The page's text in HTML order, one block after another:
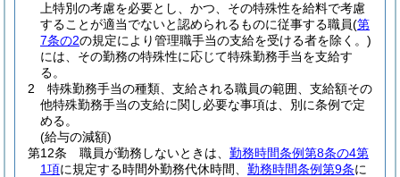
上特別の考慮を必要とし、かつ、その特殊性を給料で考慮
することが適当でないと認められるものに従事する職員(第
7条の2の規定により管理職手当の支給を受ける者を除く。)
には、その勤務の特殊性に応じて特殊勤務手当を支給す
る。
2
特殊勤務手当の種類、支給される職員の範囲、支給額その
他特殊勤務手当の支給に関し必要な事項は、別に条例で定
める。
(給与の減額)
第12条
職員が勤務しないときは、 勤務時間条例第8条の4第
1項に規定する時間外勤務代休時間、 勤務時間条例第9条に